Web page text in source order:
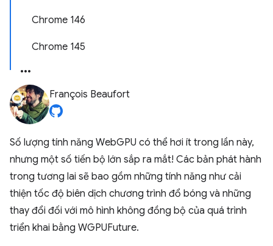
Chrome 146
Chrome 145
François Beaufort
Số lượng tính năng WebGPU có thể hơi ít trong lần này,
nhưng một số tiến bộ lớn sắp ra mắt! Các bản phát hành
trong tương lai sẽ bao gồm những tính năng như cải
thiện tốc độ biên dịch chương trình đổ bóng và những
thay đổi đối với mô hình không đồng bộ của quá trình
triển khai bằng WGPUFuture.